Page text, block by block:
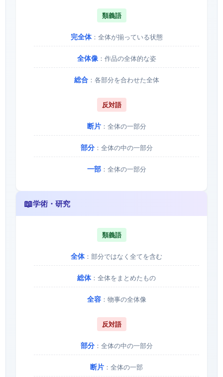
類義語
完全体：全体が揃っている状態
全体像：作品の全体的な姿
総合：各部分を合わせた全体
反対語
断片：全体の一部分
部分：全体の中の一部分
一部：全体の一部分
📖学術・研究
類義語
全体：部分ではなく全てを含む
総体：全体をまとめたもの
全容：物事の全体像
反対語
部分：全体の中の一部分
断片 ：全体の一部